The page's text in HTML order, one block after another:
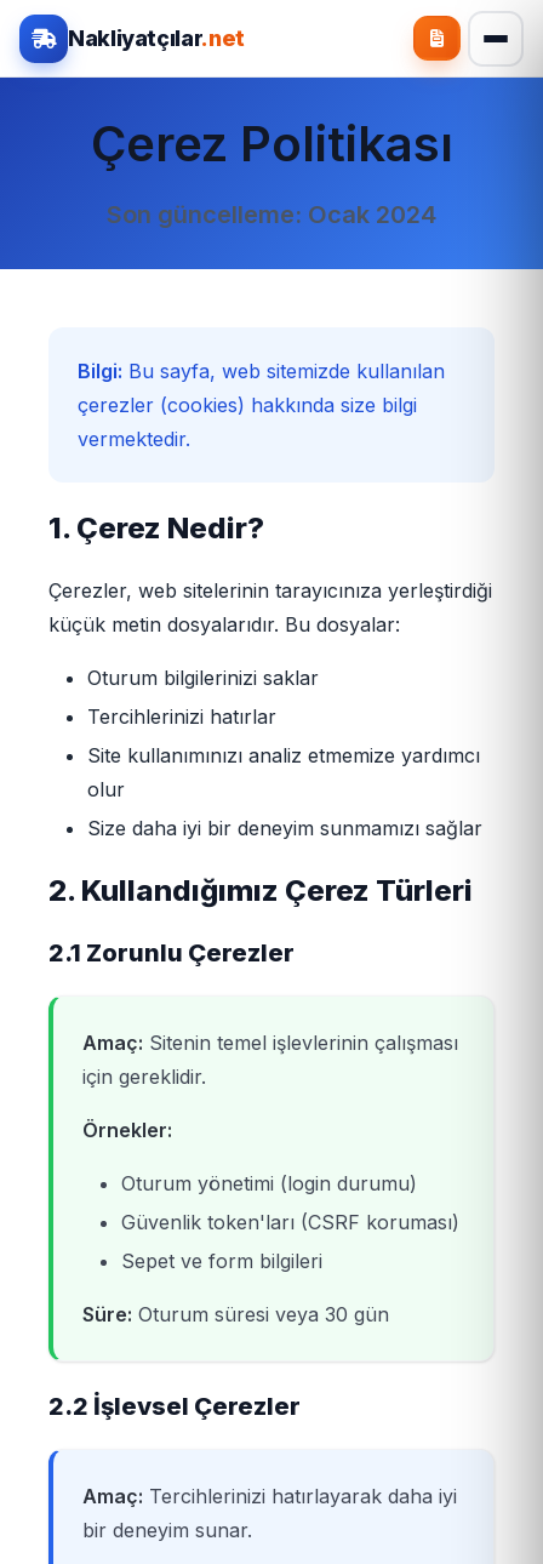
Nakliyatçılar.net
Çerez Politikası
Son güncelleme: Ocak 2024
Bilgi: Bu sayfa, web sitemizde kullanılan
çerezler (cookies) hakkında size bilgi
vermektedir.
1. Çerez Nedir?
Çerezler, web sitelerinin tarayıcınıza yerleştirdiği
küçük metin dosyalarıdır. Bu dosyalar:
Oturum bilgilerinizi saklar
Tercihlerinizi hatırlar
Site kullanımınızı analiz etmemize yardımcı
olur
Size daha iyi bir deneyim sunmamızı sağlar
2. Kullandığımız Çerez Türleri
2.1 Zorunlu Çerezler
Amaç: Sitenin temel işlevlerinin çalışması
için gereklidir.
Örnekler:
Oturum yönetimi (login durumu)
Güvenlik token'ları (CSRF koruması)
Sepet ve form bilgileri
Süre: Oturum süresi veya 30 gün
2.2 İşlevsel Çerezler
Amaç: Tercihlerinizi hatırlayarak daha iyi
bir deneyim sunar.